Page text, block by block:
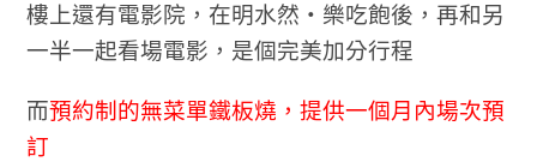
樓上還有電影院，在明水然・樂吃飽後，再和另
一半一起看場電影，是個完美加分行程
而預約制的無菜單鐵板燒，提供一個月內場次預
訂